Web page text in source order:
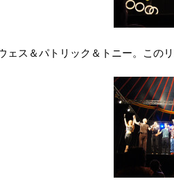
ェス＆パトリック＆トニー。この